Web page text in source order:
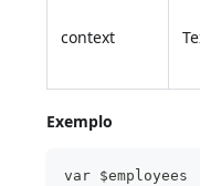
context
Exemplo
var $employees